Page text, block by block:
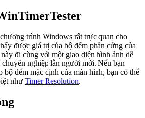
trình Windows rất trực quan cho
được giá trị của bộ đếm phần cứng của
đi cùng với một giao diện hình ảnh dễ
nghiệp lẫn người mới. Nếu bạn
bộ đếm mặc định của màn hình, bạn có thể
như Timer Resolution.